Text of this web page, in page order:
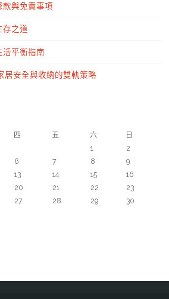
款與免責事項
存之道
活平衡指南
居安全與收納的雙軌策略
四 五 六 日
1
2
6 7 8
9
13 14 15
16
20 21 22
23
27 28 29
30